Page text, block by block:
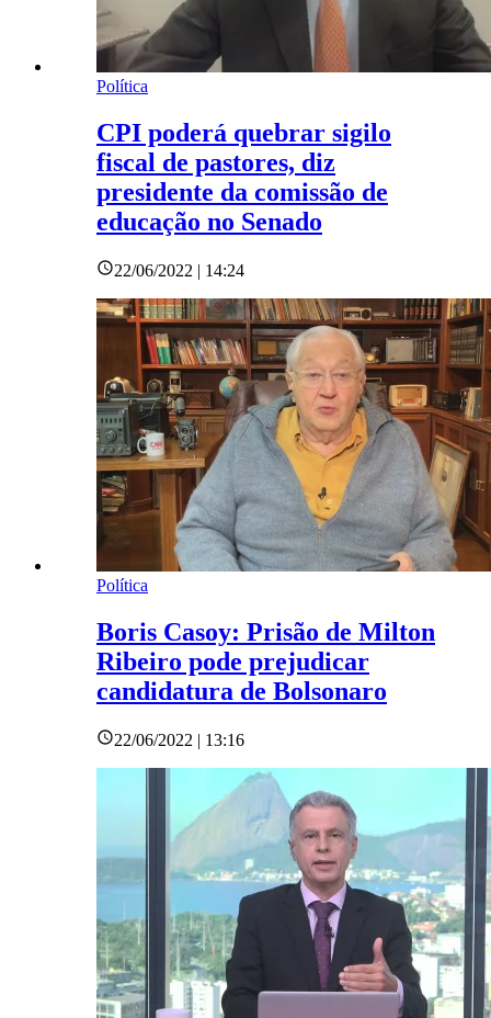
Política
CPI poderá quebrar sigilo
fiscal de pastores, diz
presidente da comissão de
educação no Senado
22/06/2022 | 14:24
Política
Boris Casoy: Prisão de Milton
Ribeiro pode prejudicar
candidatura de Bolsonaro
22/06/2022 | 13:16